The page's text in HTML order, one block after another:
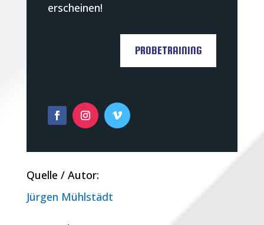
erscheinen!
PROBETRAINING
Quelle / Autor:
Jürgen Mühlstädt